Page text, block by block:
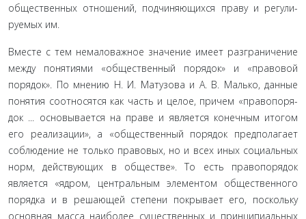
общественных отношений, подчиняющихся праву и регули­
руемых им.
Вместе с тем немаловажное значение имеет разграниче­ние
между понятиями «общественный порядок» и «правовой
порядок». По мнению Н. И. Матузова и А. В. Малько, данные
понятия соотносятся как часть и целое, причем «правопоря­
док ... основывается на праве и является конечным итогом
его реализации», а «общественный порядок предполагает
соблю­дение не только правовых, но и всех иных социальных
норм, действующих в обществе». То есть правопорядок
является «ядром, центральным элементом общественного
порядка и в решающей степени покрывает его, поскольку
основная масса наиболее существенных и принципиальных